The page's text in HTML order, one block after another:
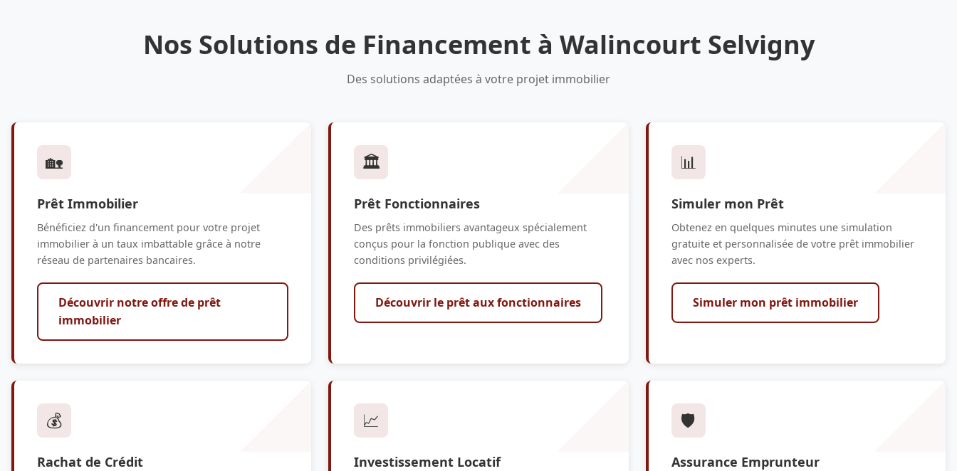
Nos Solutions de Financement à Walincourt Selvigny
Des solutions adaptées à votre projet immobilier
🏡
Prêt Immobilier
Bénéficiez d'un financement pour votre projet
immobilier à un taux imbattable grâce à notre
réseau de partenaires bancaires.
Découvrir notre offre de prêt
immobilier
🏛️
Prêt Fonctionnaires
Des prêts immobiliers avantageux spécialement
conçus pour la fonction publique avec des
conditions privilégiées.
Découvrir le prêt aux fonctionnaires
📊
Simuler mon Prêt
Obtenez en quelques minutes une simulation
gratuite et personnalisée de votre prêt immobilier
avec nos experts.
Simuler mon prêt immobilier
💰
Rachat de Crédit
📈
Investissement Locatif
🛡️
Assurance Emprunteur